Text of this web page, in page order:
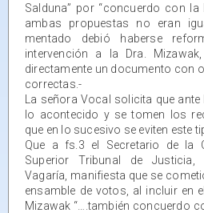
Salduna” por “concuerdo con la
ambas propuestas no eran
mentado debió haberse
intervención a la Dra.
directamente un documento con
correctas.-
La señora Vocal solicita que
lo acontecido y se tomen los
que en lo sucesivo se eviten este
Que a fs.3 el Secretario de la
Superior Tribunal de Justicia,
Vagaría, manifiesta que se
ensamble de votos, al incluir en
Mizawak “….también concuerdo